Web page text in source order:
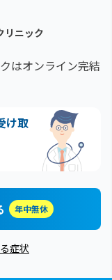
リニック
はオンライン完結
け取
年中無休
症状